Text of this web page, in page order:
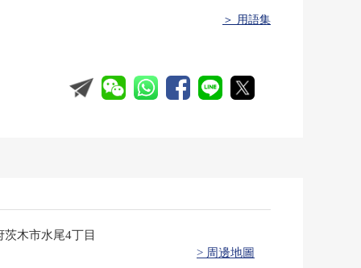
＞ 用語集
茨木市水尾4丁目
> 周邊地圖